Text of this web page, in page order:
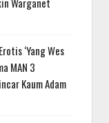
‘Yang Wes
MAN 3
Kaum Adam